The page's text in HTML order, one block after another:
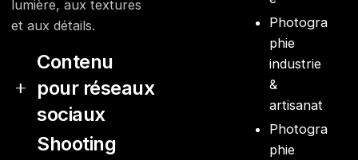
lumière, aux textures
et aux détails.
Contenu
pour réseaux
sociaux
Création d’images
Shooting
Photogra
phie
industrie
&
artisanat
Photogra
phie